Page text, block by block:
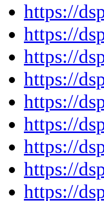
https://
https://
https://
https://
https://
https://
https://
https://
https://